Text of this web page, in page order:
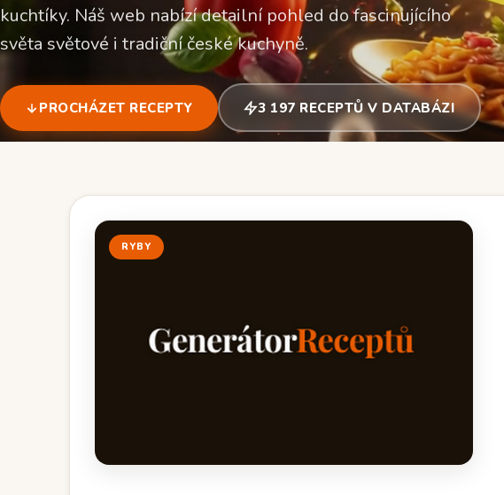
kuchtíky. Náš web nabízí detailní pohled do fascinujícího
světa světové i tradiční české kuchyně.
PROCHÁZET RECEPTY 3 197 RECEPTŮ V DATABÁZI
RYBY